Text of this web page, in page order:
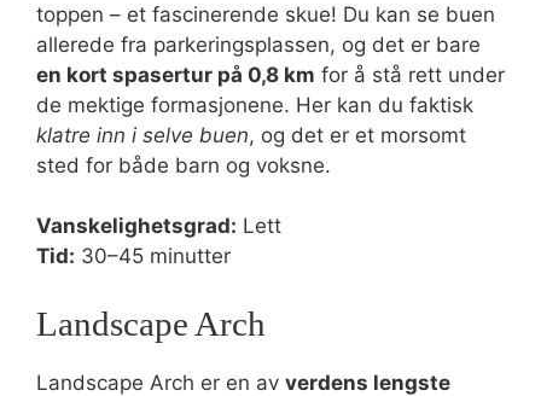
toppen – et fascinerende skue! Du kan se buen
allerede fra parkeringsplassen, og det er bare
en kort spasertur på 0,8 km for å stå rett under
de mektige formasjonene. Her kan du faktisk
klatre inn i selve buen, og det er et morsomt
sted for både barn og voksne.
Vanskelighetsgrad: Lett
Tid: 30–45 minutter
Landscape Arch
Landscape Arch er en av verdens lengste